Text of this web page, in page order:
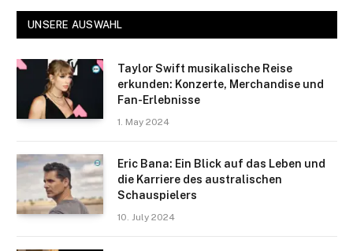
UNSERE AUSWAHL
Taylor Swift musikalische Reise
erkunden: Konzerte, Merchandise und
Fan-Erlebnisse
1. May 2024
Eric Bana: Ein Blick auf das Leben und
die Karriere des australischen
Schauspielers
10. July 2024